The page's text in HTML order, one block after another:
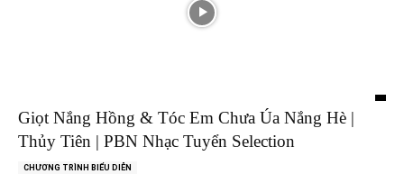
Giọt Nắng Hồng & Tóc Em Chưa Úa Nắng Hè |
Thủy Tiên | PBN Nhạc Tuyển Selection
CHƯƠNG TRÌNH BIỂU DIỄN